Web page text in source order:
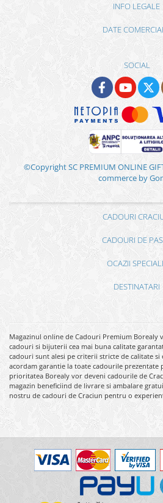
INFO LEGALE
DATE
SOCIAL
©Copyright SC PREMIUM ONLINE
commerce by
CADOURI
CADOURI DE
OCAZII
DESTINATARI
Magazinul online de Cadouri Premium Borealy
cadouri si bijuterii cea mai buna calitate
cadouri sunt alesi pe criterii stricte de calitate
acordam garantie la toate cadourile prezentate
prioritatea Borealy vor deveni cadourile de
magazin beneficiind de livrare si ambalare
nostru de cadouri de Craciun pentru o